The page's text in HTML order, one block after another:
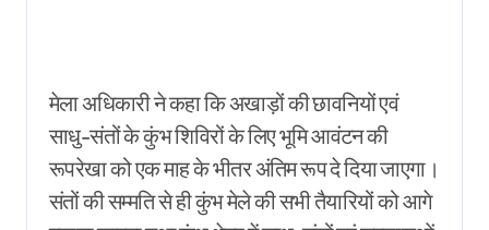
मेला अधिकारी ने कहा कि अखाड़ों की छावनियों एवं
साधु-संतों के कुंभ शिविरों के लिए भूमि आवंटन की
रूपरेखा को एक माह के भीतर अंतिम रूप दे दिया जाएगा।
संतों की सम्मति से ही कुंभ मेले की सभी तैयारियों को आगे